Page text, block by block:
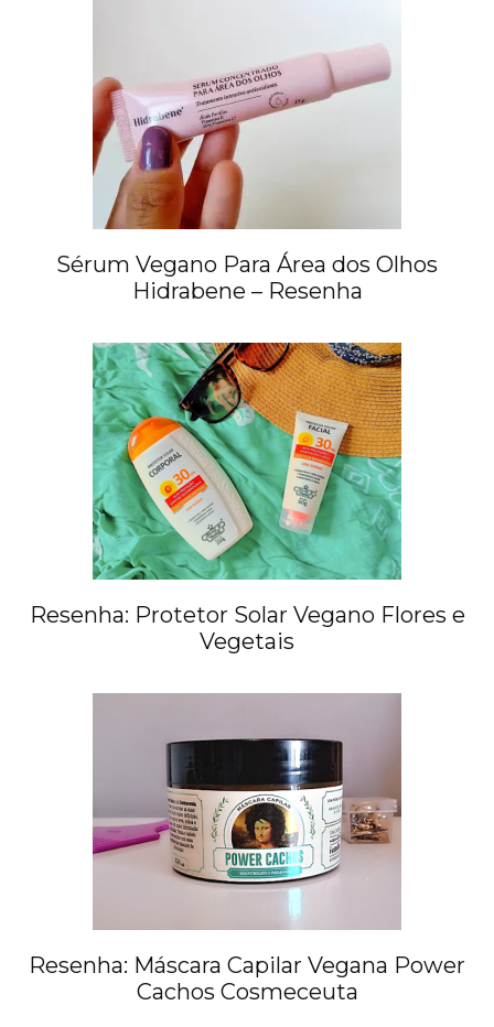
Sérum Vegano Para Área dos Olhos
Hidrabene – Resenha
Resenha: Protetor Solar Vegano Flores e
Vegetais
Resenha: Máscara Capilar Vegana Power
Cachos Cosmeceuta